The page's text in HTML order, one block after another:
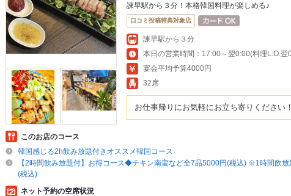
諫早駅から３分！本格韓国料理が楽しめる♪
口コミ投稿特典対象店
諫早駅から３分
本日の営業時間：17:00～翌0:00(料理L.O.
宴会平均予算4000円
32席
お仕事帰りにお気軽にお立ち寄りください！
このお店のコース
韓国感じる2h飲み放題付きオススメ韓国コース
【2時間飲み放題付】お得コース◆チキン南蛮など全7品5000円(税込) ※1時間飲放
(税込)
ネット予約の空席状況